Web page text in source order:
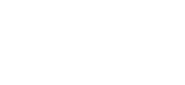
3302 1, Klasse E3